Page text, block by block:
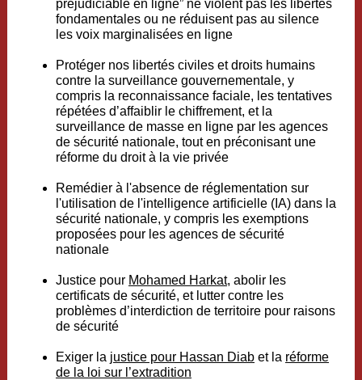
préjudiciable en ligne” ne violent pas les libertés
fondamentales ou ne réduisent pas au silence
les voix marginalisées en ligne
Protéger nos libertés civiles et droits humains
contre la surveillance gouvernementale, y
compris la reconnaissance faciale, les tentatives
répétées d’affaiblir le chiffrement, et la
surveillance de masse en ligne par les agences
de sécurité nationale, tout en préconisant une
réforme du droit à la vie privée
Remédier à l'absence de réglementation sur
l'utilisation de l'intelligence artificielle (IA) dans la
sécurité nationale, y compris les exemptions
proposées pour les agences de sécurité
nationale
Justice pour Mohamed Harkat, abolir les
certificats de sécurité, et lutter contre les
problèmes d’interdiction de territoire pour raisons
de sécurité
Exiger la justice pour Hassan Diab et la réforme
de la loi sur l’extradition